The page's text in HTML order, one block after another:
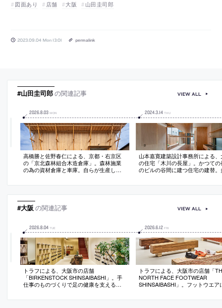
図面あり
店舗 大阪 山田圭司郎
2023.09.04 Mon 13:01 permalink
#山田圭司郎の関連記事
2026.8.03 MON
高橋勝と佐野春仁による、京都・右京区
の「京北森林組合木造倉庫」。森林施業
の為の資材倉庫と車庫。自らが生産した
木にまつわる“意識や技術の継承”を担う建
工チームが協業する体制で造り上げる
2024.3.14 THU
山本嘉寛建築設計事務所による、
の住宅「木川の長屋」。かつての
のビルの谷間に建つ住宅の建替。
に区画して其々の“間”の繋がりを
を適切に配置して採光と通風も確
VIEW ALL
#大阪 の関連記事
2026.8.04 TUE
トラフによる、大阪市の店舗
「BIRKENSTOCK SHINSAIBASHI」。手
仕事のものづくりで足の健康を支えるブ
現を求め、“地面・素材・奥行のある風
2026.6.12 FRI
トラフによる、大阪市の店舗「
NORTH FACE FOOTWEAR
SHINSAIBASHI」。フットウエア
ケール”に引寄せる為、石と木の
VIEW ALL